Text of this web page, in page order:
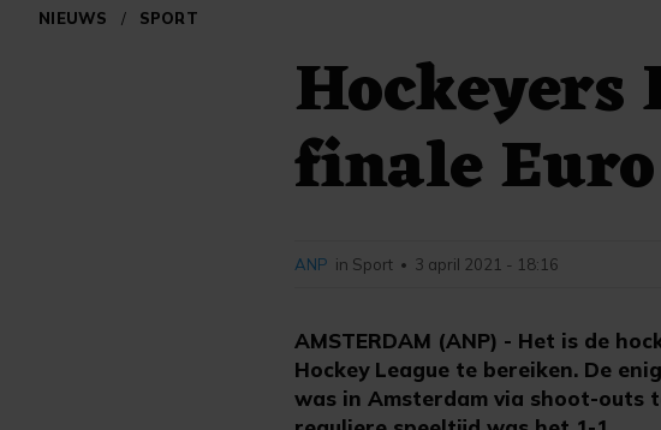
NIEUWS / SPORT
finale
AMSTERDAM (ANP) - Het is de
Hockey League te bereiken. De
was in Amsterdam via shoot-outs
ANP in Sport • 3 april 2021 - 18:16